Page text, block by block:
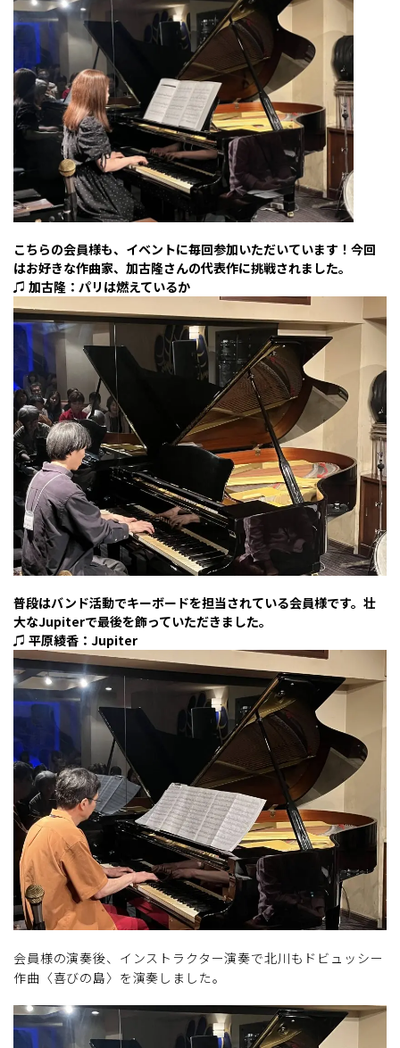
こちらの会員様も、イベントに毎回参加いただいています！今回
はお好きな作曲家、加古隆さんの代表作に挑戦されました。
♫ 加古隆：パリは燃えているか
普段はバンド活動でキーボードを担当されている会員様です。壮
大なJupiterで最後を飾っていただきました。
♫ 平原綾香：Jupiter
会員様の演奏後、インストラクター演奏で北川もドビュッシー
作曲〈喜びの島〉を演奏しました。